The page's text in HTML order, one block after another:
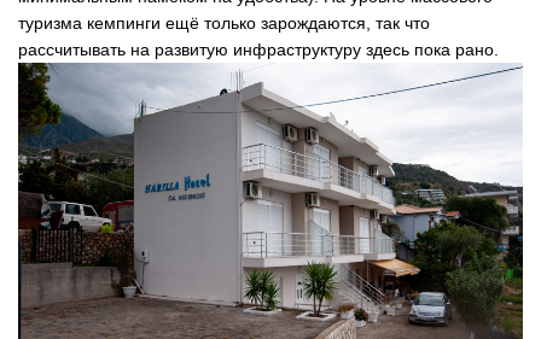
туризма кемпинги ещё только зарождаются, так что
рассчитывать на развитую инфраструктуру здесь пока рано.